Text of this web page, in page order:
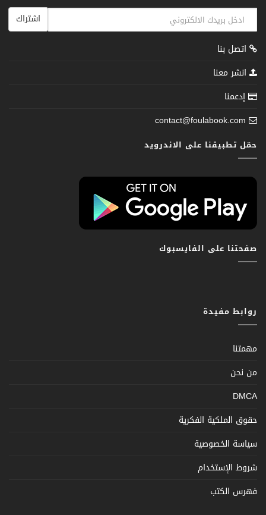
اشتراك
اتصل بنا
انشر معنا
إدعمنا
contact@foulabook.com
حمّل تطبيقنا على الاندرويد
صفحتنا على الفايسبوك
روابط مفيدة
مهمتنا
من نحن
DMCA
حقوق الملكية الفكرية
سياسة الخصوصية
شروط الإستخدام
فهرس الكتب